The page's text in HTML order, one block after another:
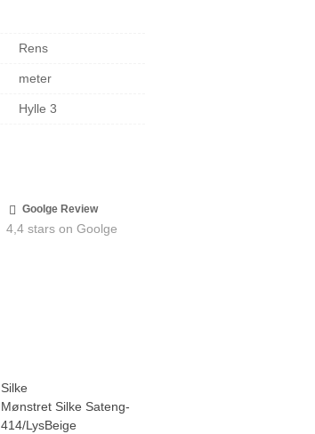
Rens
meter
Hylle 3
Goolge Review
4,4 stars on Goolge
NEW
Silke
Mønstret Silke Sateng-
414/LysBeige